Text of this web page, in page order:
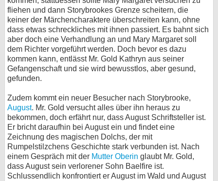
fliehen und dann Storybrookes Grenze scheitern, die
keiner der Märchencharaktere überschreiten kann, ohne
dass etwas schreckliches mit ihnen passiert. Es bahnt sich
aber doch eine Verhandlung an und Mary Margaret soll
dem Richter vorgeführt werden. Doch bevor es dazu
kommen kann, entlässt Mr. Gold Kathryn aus seiner
Gefangenschaft und sie wird bewusstlos, aber gesund,
gefunden.
Zudem kommt ein neuer Besucher nach Storybrooke,
August. Mr. Gold versucht alles über ihn heraus zu
bekommen, doch erfährt nur, dass August Schriftsteller ist.
Er bricht daraufhin bei August ein und findet eine
Zeichnung des magischen Dolchs, der mit
Rumpelstilzchens Geschichte stark verbunden ist. Nach
einem Gespräch mit der Mutter Oberin glaubt Mr. Gold,
dass August sein verlorener Sohn Baelfire ist.
Schlussendlich konfrontiert er August im Wald und August